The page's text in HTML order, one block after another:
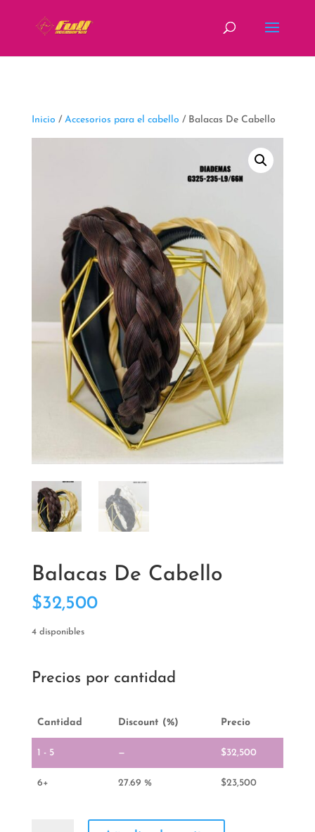
Inicio / Accesorios para el cabello / Balacas De Cabello
Balacas De Cabello
$32,500
4 disponibles
Precios por cantidad
Cantidad Discount (%) Precio
1 - 5 — $32,500
6+ 27.69 % $23,500